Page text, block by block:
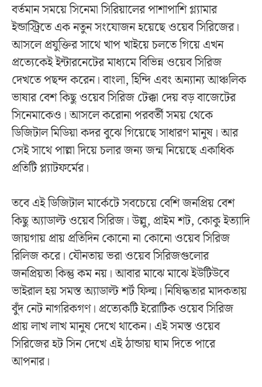
বর্তমান সময়ে সিনেমা সিরিয়ালের পাশাপাশি গ্ল্যামার
ইন্ডাস্ট্রিতে এক নতুন সংযোজন হয়েছে ওয়েব সিরিজের।
আসলে প্রযুক্তির সাথে খাপ খাইয়ে চলতে গিয়ে এখন
প্রত্যেকেই ইন্টারনেটের মাধ্যমে বিভিন্ন ওয়েব সিরিজ
দেখতে পছন্দ করেন। বাংলা, হিন্দি এবং অন্যান্য আঞ্চলিক
ভাষার বেশ কিছু ওয়েব সিরিজ টেক্কা দেয় বড় বাজেটের
সিনেমাকেও। আসলে করোনা পরবর্তী সময় থেকে
ডিজিটাল মিডিয়া কদর বুঝে গিয়েছে সাধারণ মানুষ। আর
সেই সাথে পাল্লা দিয়ে চলার জন্য জন্ম নিয়েছে একাধিক
প্রতিটি প্ল্যাটফর্মের।
তবে এই ডিজিটাল মার্কেটে সবচেয়ে বেশি জনপ্রিয় বেশ
কিছু অ্যাডাল্ট ওয়েব সিরিজ। উল্লু, প্রাইম শট, কোকু ইত্যাদি
জায়গায় প্রায় প্রতিদিন কোনো না কোনো ওয়েব সিরিজ
রিলিজ করে। যৌনতায় ভরা ওয়েব সিরিজগুলোর
জনপ্রিয়তা কিন্তু কম নয়। আবার মাঝে মাঝে ইউটিউবে
ভাইরাল হয় সমস্ত অ্যাডাল্ট শর্ট ফিল্ম। নিষিদ্ধতার মাদকতায়
বুঁদ নেট নাগরিকগণ। প্রত্যেকটি ইরোটিক ওয়েব সিরিজ
প্রায় লাখ লাখ মানুষ দেখে থাকেন। এই সমস্ত ওয়েব
সিরিজের হট সিন দেখে এই ঠান্ডায় ঘাম দিতে পারে
আপনার।